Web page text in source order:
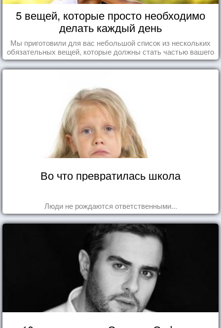
5 вещей, которые просто необходимо
делать каждый день
Мы приготовили для вас небольшой список из нескольких
обязательных вещей, которые должны стать частью вашего
дня.
Во что превратилась школа
Люди не рождаются ответственными...